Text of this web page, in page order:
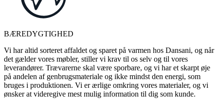
BÆREDYGTIGHED
Vi har altid sorteret affaldet og sparet på varmen hos Dansani, og når
det gælder vores møbler, stiller vi krav til os selv og til vores
leverandører. Trævarerne skal være sporbare, og vi har et skarpt øje
på andelen af genbrugsmateriale og ikke mindst den energi, som
bruges i produktionen. Vi er ærlige omkring vores materialer, og vi
ønsker at videregive mest mulig information til dig som kunde.